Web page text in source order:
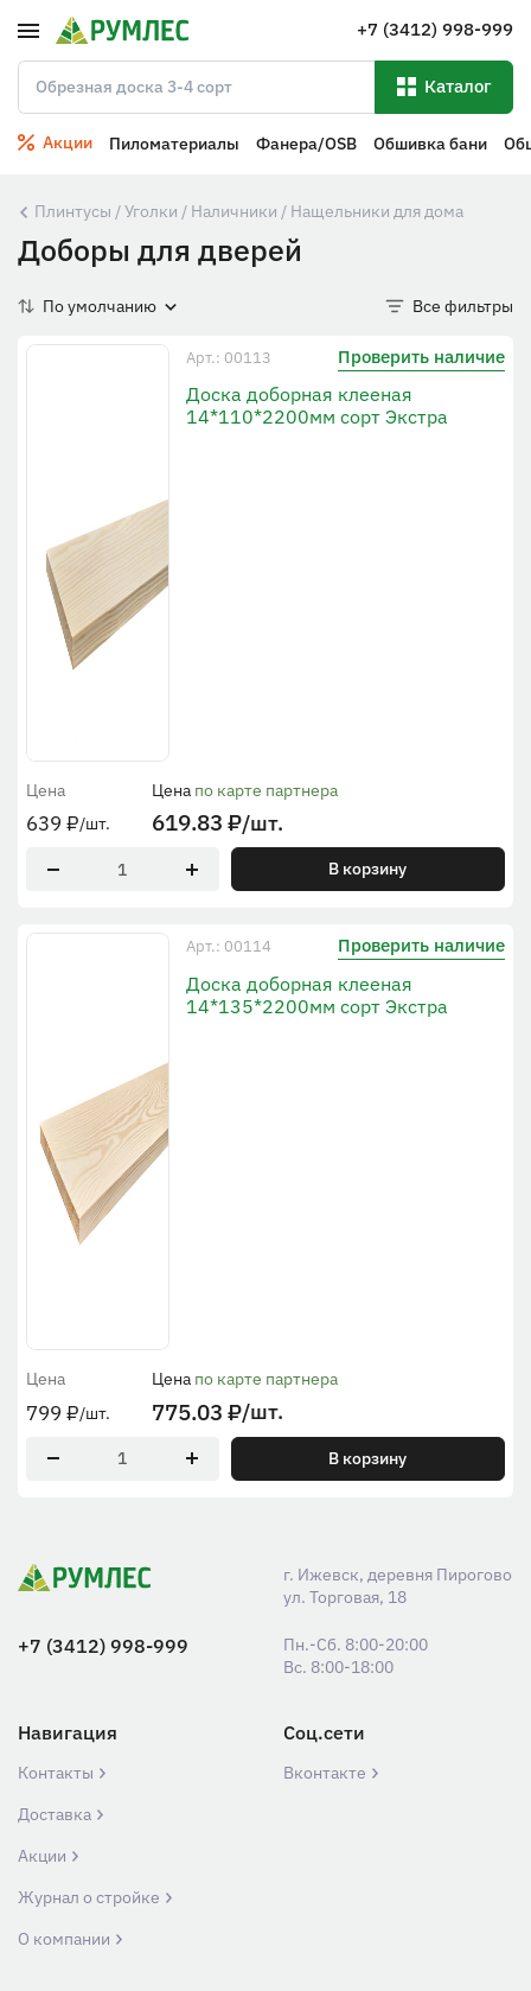
+7 (3412) 998-999
Каталог
Акции Пиломатериалы Фанера/OSB Обшивка бани
Плинтусы / Уголки / Наличники / Нащельники для дома
Доборы для дверей
По умолчанию Все фильтры
Арт.: 00113 Проверить наличие
Доска доборная клееная
14*110*2200мм сорт Экстра
Цена
639 ₽/шт.
Цена по карте партнера
619.83 ₽/шт.
В корзину
Арт.: 00114 Проверить наличие
Доска доборная клееная
14*135*2200мм сорт Экстра
Цена
799 ₽/шт.
Цена по карте партнера
775.03 ₽/шт.
В корзину
г. Ижевск, деревня Пирогово
ул. Торговая, 18
+7 (3412) 998-999
Пн.-Сб. 8:00-20:00
Вс. 8:00-18:00
Навигация
Контакты
Доставка
Акции
Журнал о стройке
О компании
Соц.сети
Вконтакте